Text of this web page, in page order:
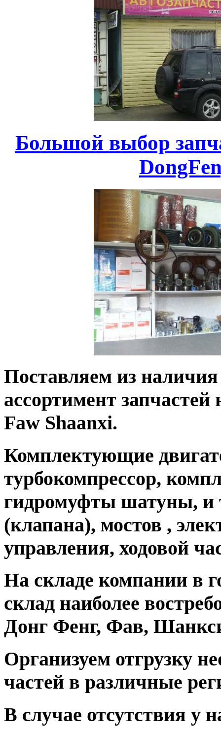
Большой выбор
Поставляем из
ассортимент
Faw Shaanxi.
Комплектующие
турбокомпрессор,
гидромуфты шатуны, и
(клапана), мостов ,
управления, ходовой
На складе компании в
склад наиболее
Донг Фенг, Фав,
Организуем отгрузку
частей в различные
В случае отсутствия у